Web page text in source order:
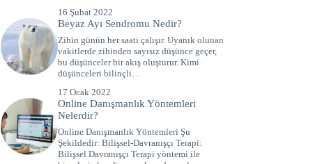
16 Şubat 2022
Beyaz Ayı Sendromu Nedir?
Zihin günün her saati çalışır. Uyanık olunan
vakitlerde zihinden sayısız düşünce geçer,
bu düşünceler bir akış oluşturur. Kimi
düşünceleri bilinçli…
17 Ocak 2022
Online Danışmanlık Yöntemleri
Nelerdir?
Online Danışmanlık Yöntemleri Şu
Şekildedir: Bilişsel-Davranışçı Terapi:
Bilişsel Davranışçı Terapi yöntemi ile